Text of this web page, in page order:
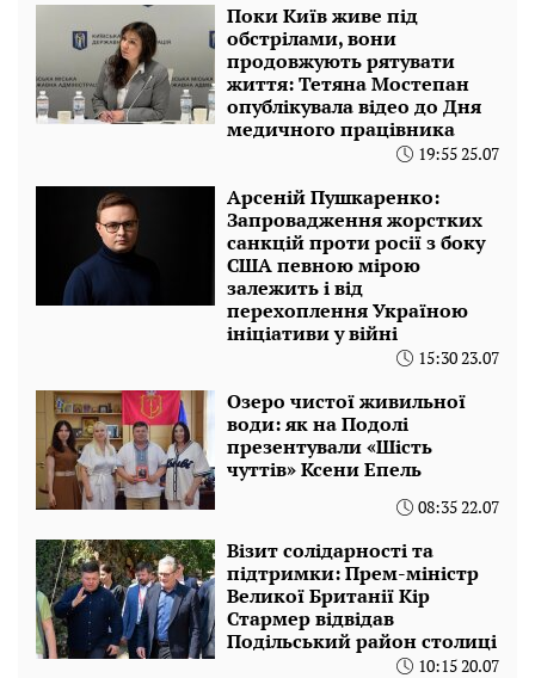
Поки Київ живе під
обстрілами, вони
продовжують рятувати
життя: Тетяна Мостепан
опублікувала відео до Дня
медичного працівника
19:55 25.07
Арсеній Пушкаренко:
Запровадження жорстких
санкцій проти росії з боку
США певною мірою
залежить і від
перехоплення Україною
ініціативи у війні
15:30 23.07
Озеро чистої живильної
води: як на Подолі
презентували «Шість
чуттів» Ксени Епель
08:35 22.07
Візит солідарності та
підтримки: Прем-міністр
Великої Британії Кір
Стармер відвідав
Подільський район столиці
10:15 20.07